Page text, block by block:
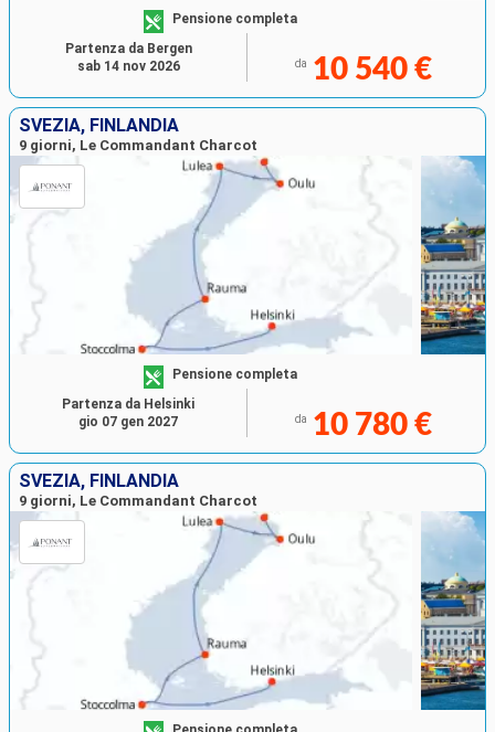
Pensione completa
da 10 540 €
Partenza da Bergen
sab 14 nov 2026
SVEZIA, FINLANDIA
9 giorni, Le Commandant Charcot
Pensione completa
da 10 780 €
Partenza da Helsinki
gio 07 gen 2027
SVEZIA, FINLANDIA
9 giorni, Le Commandant Charcot